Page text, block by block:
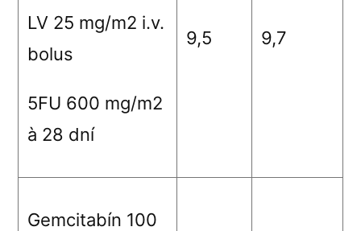
LV 25 mg/m2 i.v.
bolus
5FU 600 mg/m2
à 28 dní
9,5 9,7
Gemcitabín 100